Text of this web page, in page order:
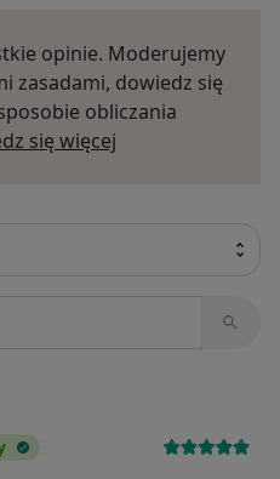
opinie. Moderujemy
zasadami, dowiedz się
obliczania
się więcej